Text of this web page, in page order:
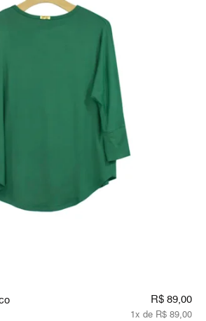
R$ 89,00
1x de R$ 89,00